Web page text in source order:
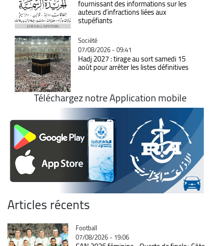
fournissant des informations sur les
auteurs d’infractions liées aux
stupéfiants
Catégorie
Société
07/08/2026 - 09:41
Hadj 2027 : tirage au sort samedi 15
août pour arrêter les listes définitives
Téléchargez notre Application mobile
Articles récents
Catégorie
Football
07/08/2026 - 19:06